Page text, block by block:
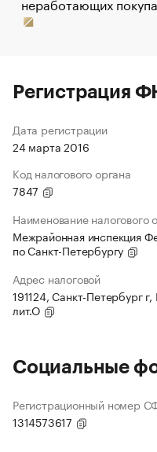
Регистрация
Дата регистрации
24 марта 2016
Код налогового органа
7847
Наименование налогового
Межрайонная инспекция
по Санкт-Петербургу
Адрес налоговой
191124, Санкт-Петербург
лит.О
Социальные
Регистрационный номер
1314573617